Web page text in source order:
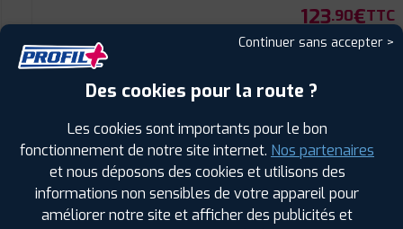
123.90€TTC
FAIRE INSTALLER CE
LAUFENN
235/50 R 19 99V
CODE EAN : 8808563655604
Continuer sans accepter >
Des cookies pour la route ?
Les cookies sont importants pour le bon
fonctionnement de notre site internet. Nos partenaires
et nous déposons des cookies et utilisons des
informations non sensibles de votre appareil pour
améliorer notre site et afficher des publicités et